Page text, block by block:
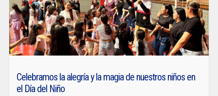
Celebramos la alegría y la magia de nuestros niños en
el Día del Niño